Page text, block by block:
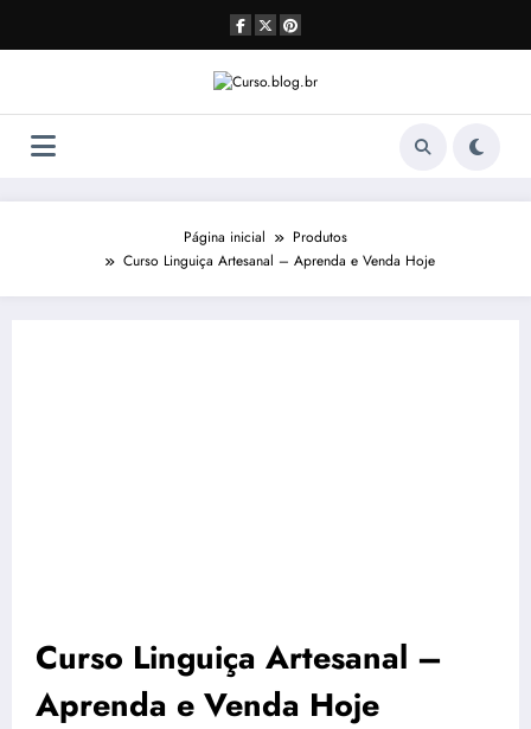
o
Página inicial
Produtos
Curso Linguiça Artesanal – Aprenda e Venda Hoje
Curso Linguiça Artesanal –
Aprenda e Venda Hoje